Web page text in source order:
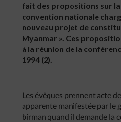
fait des propositions sur
convention nationale
nouveau projet de
Myanmar ». Ces
à la réunion de la
1994 (2).
Les évêques prennent acte
apparente manifestée par le
birman quand il demande la